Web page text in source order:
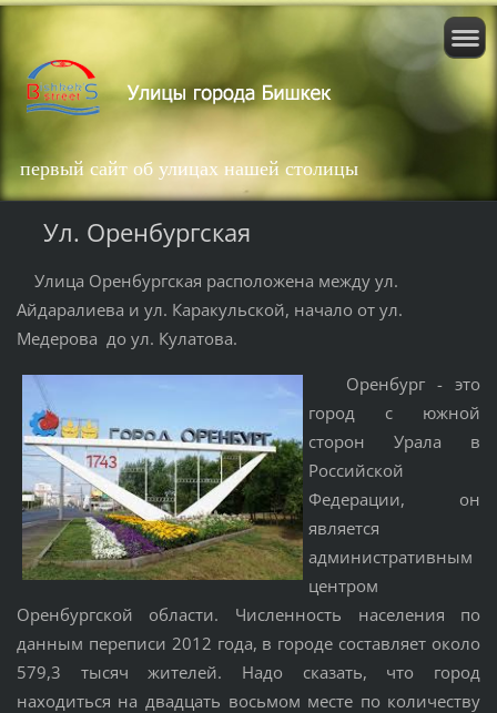
первый сайт об улицах нашей столицы
Ул. Оренбургская
Улица Оренбургская расположена между ул.
Айдаралиева и ул. Каракульской, начало от ул.
Медерова до ул. Кулатова.
Оренбург - это
город с южной
сторон Урала в
Российской
Федерации, он
является
административным
центром
Оренбургской области. Численность населения по
данным переписи 2012 года, в городе составляет около
579,3 тысяч жителей. Надо сказать, что город
находиться на двадцать восьмом месте по количеству